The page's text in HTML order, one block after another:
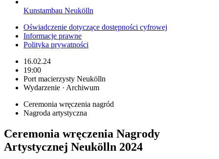
Kunstambau Neukölln
Oświadczenie dotyczące dostępności cyfrowej
Informacje prawne
Polityka prywatności
16.02.24
19:00
Port macierzysty Neukölln
Wydarzenie · Archiwum
Ceremonia wręczenia nagród
Nagroda artystyczna
Ceremonia wręczenia Nagrody
Artystycznej Neukölln 2024